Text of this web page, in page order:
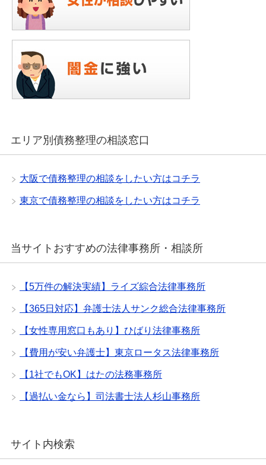
エリア別債務整理の相談窓口
大阪で債務整理の相談をしたい方はコチラ
東京で債務整理の相談をしたい方はコチラ
当サイトおすすめの法律事務所・相談所
【5万件の解決実績】ライズ綜合法律事務所
【365日対応】弁護士法人サンク総合法律事務所
【女性専用窓口もあり】ひばり法律事務所
【費用が安い弁護士】東京ロータス法律事務所
【1社でもOK】はたの法務事務所
【過払い金なら】司法書士法人杉山事務所
サイト内検索